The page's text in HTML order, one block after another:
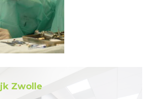
Zwolle